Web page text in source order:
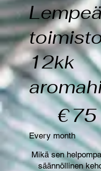
12kk
€75
Every month
Mikä sen
säännöllinen